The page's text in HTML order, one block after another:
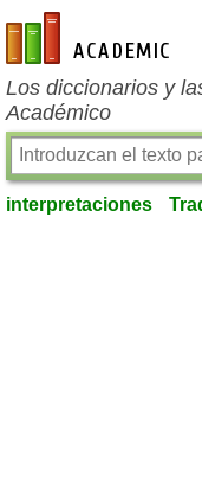
es-academic.com
Los diccionarios y
Académico
interpretaciones